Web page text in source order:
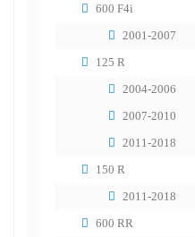
600 F4i
2001-2007
125 R
2004-2006
2007-2010
2011-2018
150 R
2011-2018
600 RR